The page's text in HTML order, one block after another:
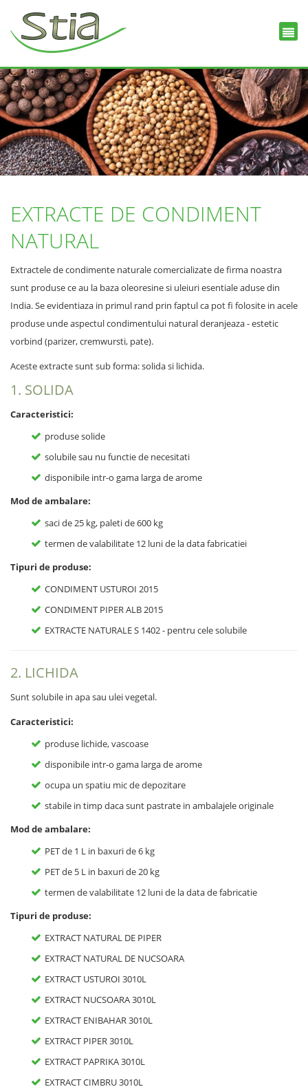
EXTRACTE DE CONDIMENT
NATURAL
Extractele de condimente naturale comercializate de firma noastra
sunt produse ce au la baza oleoresine si uleiuri esentiale aduse din
India. Se evidentiaza in primul rand prin faptul ca pot fi folosite in acele
produse unde aspectul condimentului natural deranjeaza - estetic
vorbind (parizer, cremwursti, pate).
Aceste extracte sunt sub forma: solida si lichida.
1. SOLIDA
Caracteristici:
produse solide
solubile sau nu functie de necesitati
disponibile intr-o gama larga de arome
Mod de ambalare:
saci de 25 kg, paleti de 600 kg
termen de valabilitate 12 luni de la data fabricatiei
Tipuri de produse:
CONDIMENT USTUROI 2015
CONDIMENT PIPER ALB 2015
EXTRACTE NATURALE S 1402 - pentru cele solubile
2. LICHIDA
Sunt solubile in apa sau ulei vegetal.
Caracteristici:
produse lichide, vascoase
disponibile intr-o gama larga de arome
ocupa un spatiu mic de depozitare
stabile in timp daca sunt pastrate in ambalajele originale
Mod de ambalare:
PET de 1 L in baxuri de 6 kg
PET de 5 L in baxuri de 20 kg
termen de valabilitate 12 luni de la data de fabricatie
Tipuri de produse:
EXTRACT NATURAL DE PIPER
EXTRACT NATURAL DE NUCSOARA
EXTRACT USTUROI 3010L
EXTRACT NUCSOARA 3010L
EXTRACT ENIBAHAR 3010L
EXTRACT PIPER 3010L
EXTRACT PAPRIKA 3010L
EXTRACT CIMBRU 3010L